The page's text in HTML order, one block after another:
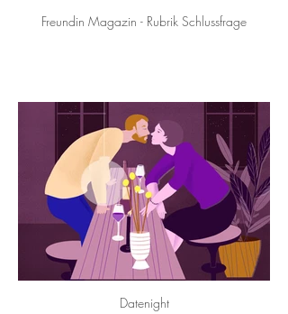
Freundin Magazin - Rubrik Schlussfrage
Datenight